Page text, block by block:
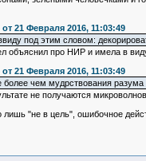
21 Февраля 2016, 11:03:49
под этим словом:
объяснил про НИР и имела в
21 Февраля 2016, 11:03:49
более чем мудрствования разума
не получаются
лишь "не в цель", ошибочное